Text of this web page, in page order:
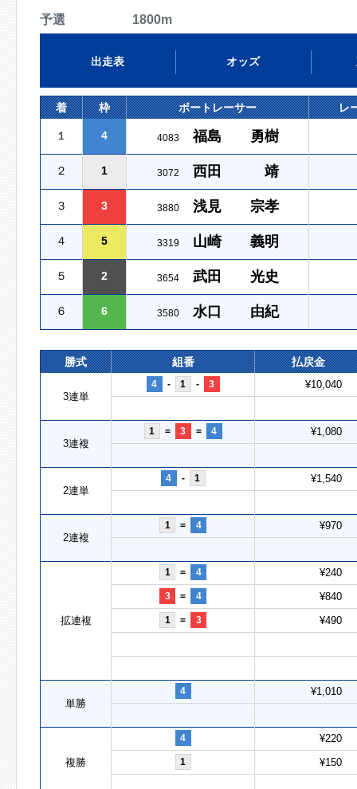
予選 1800m
出走表 オッズ
着 枠 ボートレーサー レ
１ 4 4083 福島 勇樹
２ 1 3072 西田 靖
３ 3 3880 浅見 宗孝
４ 5 3319 山崎 義明
５ 2 3654 武田 光史
６ 6 3580 水口 由紀
勝式 組番 払戻金
3連単
4 - 1 - 3 ¥10,040
3連複
1 = 3 = 4 ¥1,080
2連単
4 - 1 ¥1,540
2連複
1 = 4 ¥970
拡連複
1 = 4 ¥240
3 = 4 ¥840
1 = 3 ¥490
単勝
4 ¥1,010
複勝
4 ¥220
1 ¥150